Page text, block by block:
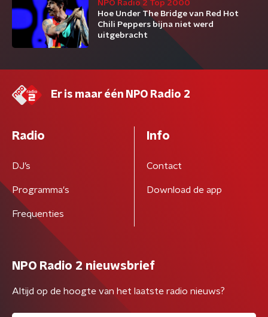
NPO Radio 2 Top 2000
Hoe Under The Bridge van Red Hot
Chili Peppers bijna niet werd
uitgebracht
Er is maar één NPO Radio 2
Radio
DJ’s
Programma's
Frequenties
Info
Contact
Download de app
NPO Radio 2 nieuwsbrief
Altijd op de hoogte van het laatste radio nieuws?